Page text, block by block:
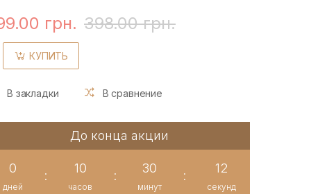
грн. 398.00 грн.
КУПИТЬ
В закладки В сравнение
До конца акции
0
дней
:
10
часов
:
30
минут
:
11
секунд